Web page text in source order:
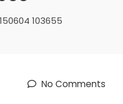
103655
No Comments